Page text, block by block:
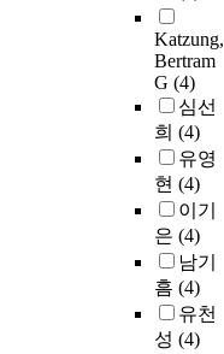
Katzung,
Bertram
G (4)
심선
희 (4)
유영
현 (4)
이기
은 (4)
남기
흠 (4)
유천
성 (4)